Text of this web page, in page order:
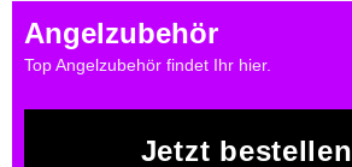
Angelzubehör
Top Angelzubehör findet Ihr hier.
Jetzt bestellen